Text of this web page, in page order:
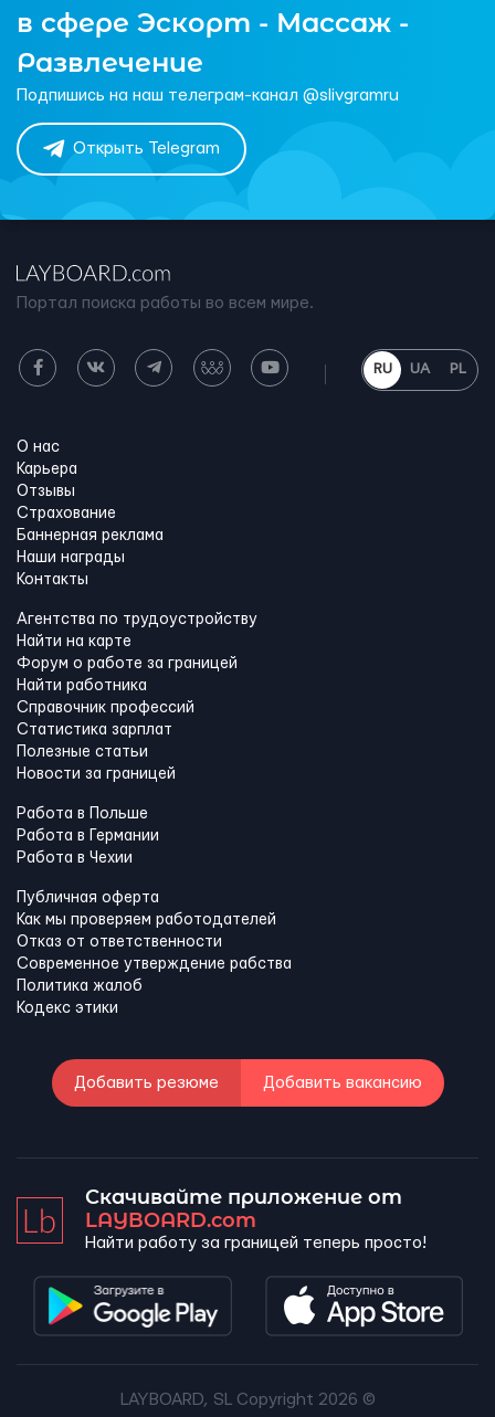
в сфере Эскорт - Массаж -
Развлечение
Подпишись на наш телеграм-канал @slivgramru
Открыть Telegram
Портал поиска работы во всем мире.
RU UA PL
О нас
Карьера
Отзывы
Страхование
Баннерная реклама
Наши награды
Контакты
Агентства по трудоустройству
Найти на карте
Форум о работе за границей
Найти работника
Справочник профессий
Статистика зарплат
Полезные статьи
Новости за границей
Работа в Польше
Работа в Германии
Работа в Чехии
Публичная оферта
Как мы проверяем работодателей
Отказ от ответственности
Современное утверждение рабства
Политика жалоб
Кодекс этики
Добавить резюме Добавить вакансию
Скачивайте приложение от
LAYBOARD.com
Найти работу за границей теперь просто!
LAYBOARD, SL Copyright 2026 ©